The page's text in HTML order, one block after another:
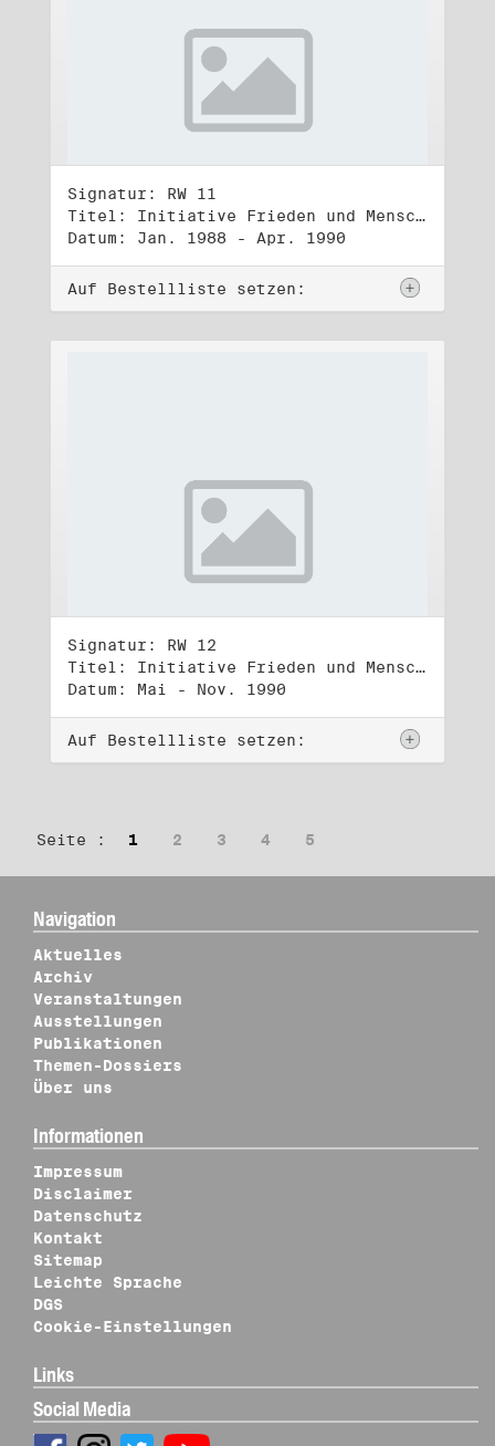
Signatur: RW 11
Titel: Initiative Frieden und Menschenrechte (1)
Datum: Jan. 1988 - Apr. 1990
Auf Bestellliste setzen:
Signatur: RW 12
Titel: Initiative Frieden und Menschenrechte (2)
Datum: Mai - Nov. 1990
Auf Bestellliste setzen:
Seite : 1 2 3 4 5
Navigation
Aktuelles
Archiv
Veranstaltungen
Ausstellungen
Publikationen
Themen-Dossiers
Über uns
Informationen
Impressum
Disclaimer
Datenschutz
Kontakt
Sitemap
Leichte Sprache
DGS
Cookie-Einstellungen
Links
Social Media